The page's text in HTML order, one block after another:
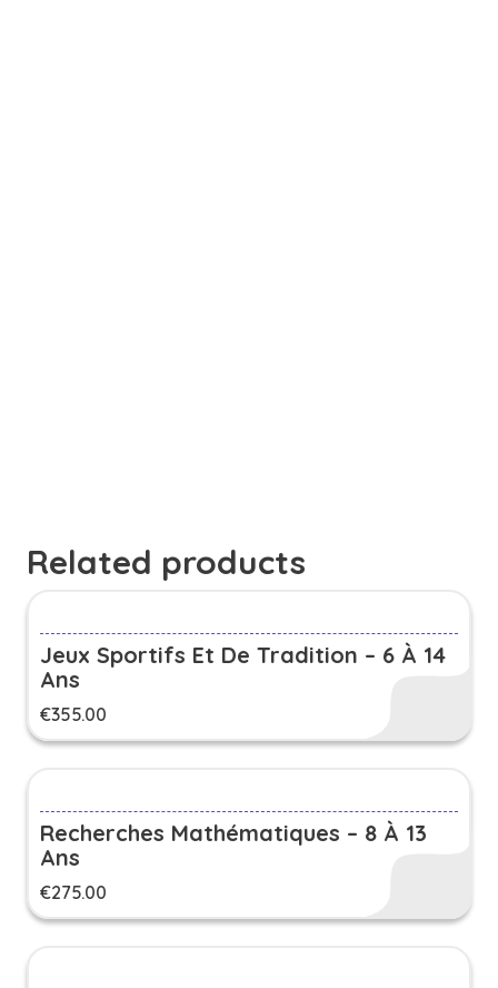
Related products
Jeux Sportifs Et De Tradition – 6 À 14
Ans
€355.00
Recherches Mathématiques – 8 À 13
Ans
€275.00